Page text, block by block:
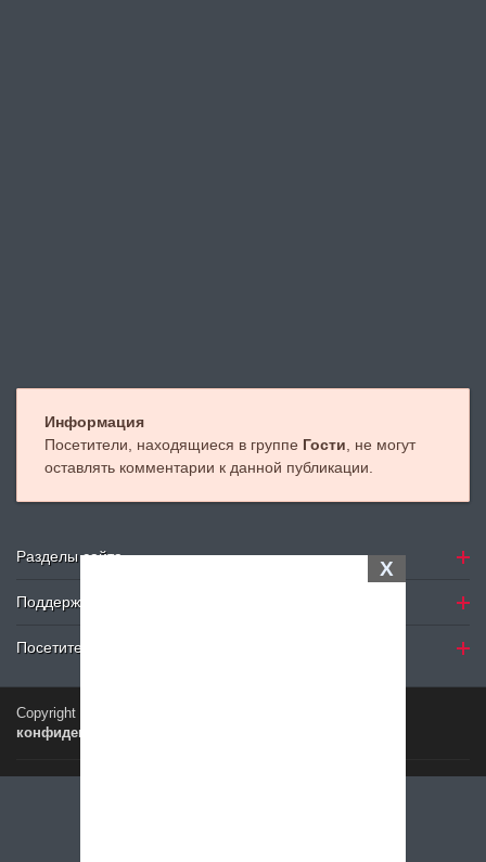
X
Информация
Посетители, находящиеся в группе Гости, не могут
оставлять комментарии к данной публикации.
Разделы сайта
Поддержка
Посетителю
Copyright © 2024
конфиденциальности